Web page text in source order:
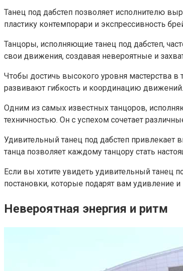
Танец под дабстеп позволяет исполнителю
пластику контемпорари и экспрессивность
Танцоры, исполняющие танец под дабстеп,
свои движения, создавая невероятные и
Чтобы достичь высокого уровня мастерства
развивают гибкость и координацию
Одним из самых известных танцоров,
техничностью. Он с успехом сочетает
Удивительный танец под дабстеп
танца позволяет каждому танцору стать
Если вы хотите увидеть удивительный танец
постановки, которые подарят вам удивление
Невероятная энергия и ритм